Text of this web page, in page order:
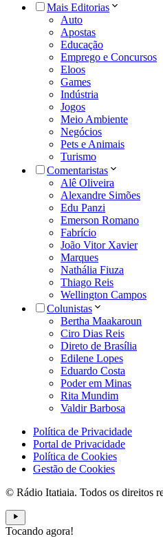
Mais Editorias
Auto
Apostas
Educação
Emprego e Concursos
Eloos
Games
Indústria
Jogos
Meio Ambiente
Negócios
Pets e Animais
Turismo
Comentaristas
Alê Oliveira
Alexandre Simões
Edu Panzi
Emerson Romano
Fabrício
João Vitor Xavier
Marques
Nathália Fiuza
Thiago Reis
Wellington Campos
Colunistas
Bertha Maakaroun
Ciro Dias Reis
Direto de Brasília
Edilene Lopes
Eduardo Costa
Poder em Minas
Rita Mundim
Valdir Barbosa
Política de Privacidade
Portal de Privacidade
Política de Cookies
Gestão de Cookies
© Rádio Itatiaia. Todos os direitos
Tocando agora!